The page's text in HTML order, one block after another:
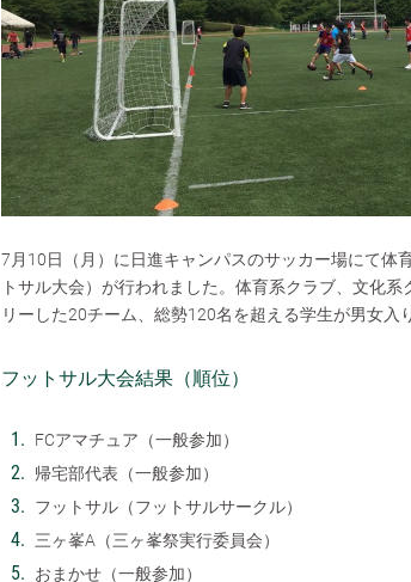
7月10日（月）に日進キャンパスのサッカー場にて体
トサル大会）が行われました。体育系クラブ、文化
リーした20チーム、総勢120名を超える学生が男女入
フットサル大会結果（順位）
FCアマチュア（一般参加）
帰宅部代表（一般参加）
フットサル（フットサルサークル）
三ヶ峯A（三ヶ峯祭実行委員会）
おまかせ（一般参加）